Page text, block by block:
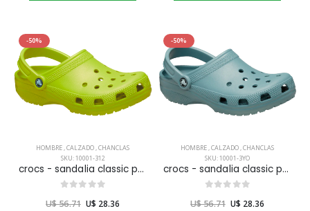
-50%
HOMBRE,CALZADO,CHANCLAS
SKU: 10001-312
crocs - sandalia classic para hombre
U$ 56.71 U$ 28.36
-50%
HOMBRE,CALZADO,CHANCLAS
SKU: 10001-3YO
crocs - sandalia classic para hombre
U$ 56.71 U$ 28.36